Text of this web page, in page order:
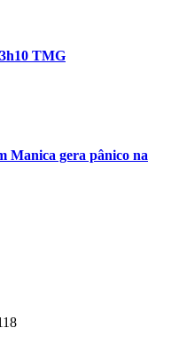
TMG
Manica gera pânico na